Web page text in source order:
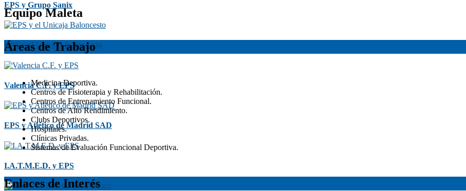
EPS y Grupo Sanix
EPS y el Unicaja Baloncesto
Valencia C.F. y EPS
EPS y Atlético de Madrid SAD
I.A.T.M.E.D. y EPS
Equipo Maleta
Áreas de Trabajo
Medicina Deportiva.
Centros de Fisioterapia y Rehabilitación.
Centros de Entrenamiento Funcional.
Centros de Alto Rendimiento.
Clubs Deportivos.
Hospitales.
Clínicas Privadas.
Sistemas de Evaluación Funcional Deportiva.
Enlaces de Interés